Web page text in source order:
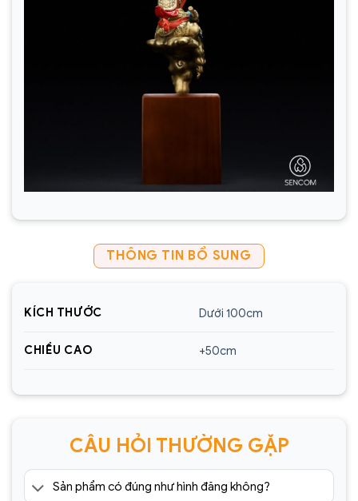
THÔNG TIN BỔ SUNG
KÍCH THƯỚC Dưới 100cm
CHIỀU CAO +50cm
CÂU HỎI THƯỜNG GẶP
Sản phẩm có đúng như hình đăng không?